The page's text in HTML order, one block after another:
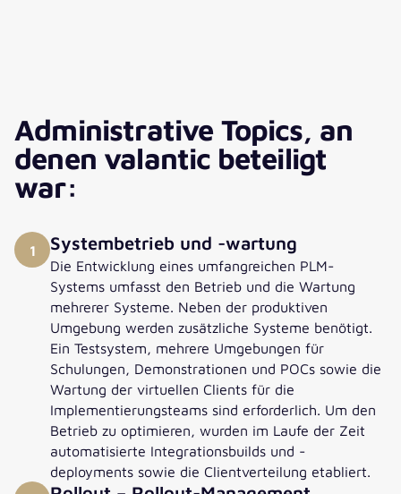
„Ich war von 2016 an den Bemühungen beteiligt,
das Teamcenter RE-Modul bei Siemens
Healthineers einzuführen, bis zur Gründung des
ITL-Programms. Es war ein neuer Prozess, dessen
verstehen musste. Es war sehr spannend und
letztendlich die Grundlage für eine langjährige
Zusammenarbeit mit dem Kunden“
Administrative Topics, an
denen valantic beteiligt
war:
1 Systembetrieb und -wartung
Die Entwicklung eines umfangreichen PLM-
Systems umfasst den Betrieb und die Wartung
mehrerer Systeme. Neben der produktiven
Umgebung werden zusätzliche Systeme benötigt.
Ein Testsystem, mehrere Umgebungen für
Schulungen, Demonstrationen und POCs sowie die
Wartung der virtuellen Clients für die
Implementierungsteams sind erforderlich. Um den
Betrieb zu optimieren, wurden im Laufe der Zeit
automatisierte Integrationsbuilds und -
deployments sowie die Clientverteilung etabliert.